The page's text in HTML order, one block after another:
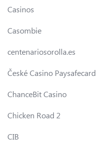
Casinos
Casombie
centenariosorolla.es
České Casino Paysafecard
ChanceBit Casino
Chicken Road 2
CIB